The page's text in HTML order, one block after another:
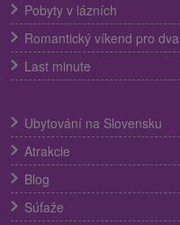
Pobyty v lázních
Romantický víkend pro dva
Last minute
Ubytování na Slovensku
Atrakcie
Blog
Súťaže